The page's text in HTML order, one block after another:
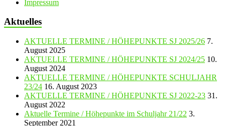
Impressum
Aktuelles
AKTUELLE TERMINE / HÖHEPUNKTE SJ 2025/26 7.
August 2025
AKTUELLE TERMINE / HÖHEPUNKTE SJ 2024/25 10.
August 2024
AKTUELLE TERMINE / HÖHEPUNKTE SCHULJAHR
23/24 16. August 2023
AKTUELLE TERMINE / HÖHEPUNKTE SJ 2022-23 31.
August 2022
Aktuelle Termine / Höhepunkte im Schuljahr 21/22 3.
September 2021